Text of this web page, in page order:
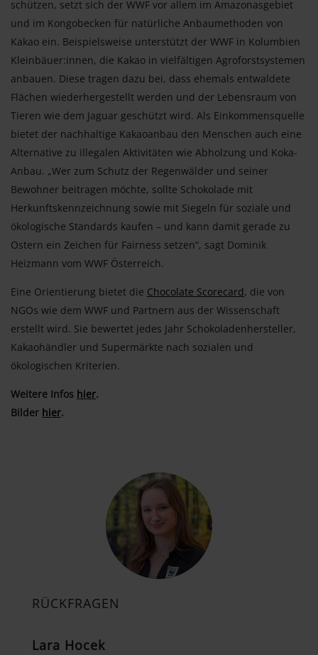
schützen, setzt sich der WWF vor allem im Amazonasgebiet
und im Kongobecken für natürliche Anbaumethoden von
Kakao ein. Beispielsweise unterstützt der WWF in Kolumbien
Kleinbäuer:innen, die Kakao in vielfältigen Agroforstsystemen
anbauen. Diese tragen dazu bei, dass ehemals entwaldete
Flächen wiederhergestellt werden und der Lebensraum von
Tieren wie dem Jaguar geschützt wird. Als Einkommensquelle
bietet der nachhaltige Kakaoanbau den Menschen auch eine
Alternative zu illegalen Aktivitäten wie Abholzung und Koka-
Anbau. „Wer zum Schutz der Regenwälder und seiner
Bewohner beitragen möchte, sollte Schokolade mit
Herkunftskennzeichnung sowie mit Siegeln für soziale und
ökologische Standards kaufen – und kann damit gerade zu
Ostern ein Zeichen für Fairness setzen“, sagt Dominik
Heizmann vom WWF Österreich.
Eine Orientierung bietet die Chocolate Scorecard, die von
NGOs wie dem WWF und Partnern aus der Wissenschaft
erstellt wird. Sie bewertet jedes Jahr Schokoladenhersteller,
Kakaohändler und Supermärkte nach sozialen und
ökologischen Kriterien.
Weitere Infos hier.
Bilder hier.
RÜCKFRAGEN
Lara Hocek